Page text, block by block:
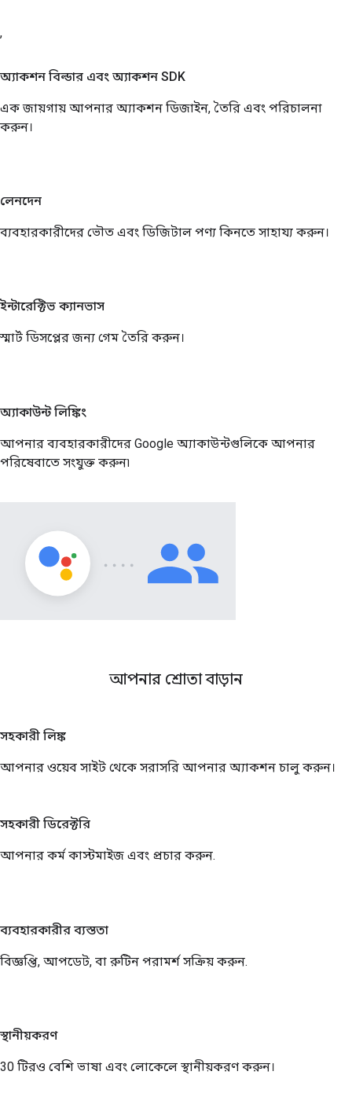
,
অ্যাকশন বিল্ডার এবং অ্যাকশন SDK
এক জায়গায় আপনার অ্যাকশন ডিজাইন, তৈরি এবং পরিচালনা
করুন।
লেনদেন
ব্যবহারকারীদের ভৌত এবং ডিজিটাল পণ্য কিনতে সাহায্য করুন।
ইন্টারেক্টিভ ক্যানভাস
স্মার্ট ডিসপ্লের জন্য গেম তৈরি করুন।
অ্যাকাউন্ট লিঙ্কিং
আপনার ব্যবহারকারীদের Google অ্যাকাউন্টগুলিকে আপনার
পরিষেবাতে সংযুক্ত করুন৷
আপনার শ্রোতা বাড়ান
সহকারী লিঙ্ক
আপনার ওয়েব সাইট থেকে সরাসরি আপনার অ্যাকশন চালু করুন।
সহকারী ডিরেক্টরি
আপনার কর্ম কাস্টমাইজ এবং প্রচার করুন.
ব্যবহারকারীর ব্যস্ততা
বিজ্ঞপ্তি, আপডেট, বা রুটিন পরামর্শ সক্রিয় করুন.
স্থানীয়করণ
30 টিরও বেশি ভাষা এবং লোকেলে স্থানীয়করণ করুন।